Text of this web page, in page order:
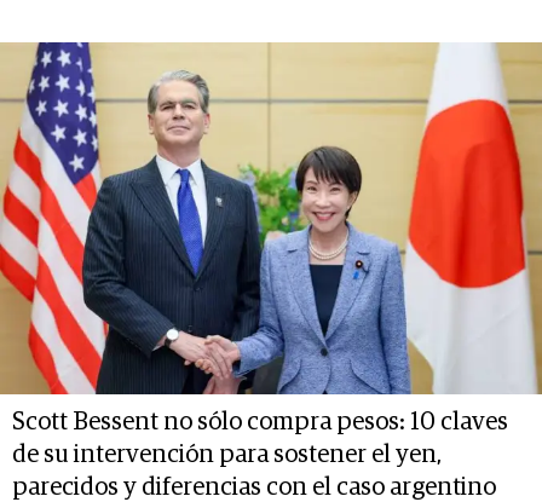
Scott Bessent no sólo compra pesos: 10 claves
de su intervención para sostener el yen,
parecidos y diferencias con el caso argentino